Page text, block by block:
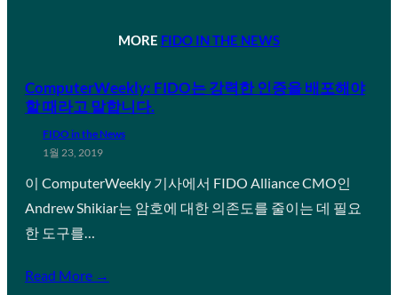
MORE FIDO IN THE NEWS
ComputerWeekly: FIDO는 강력한 인증을 배포해야
할 때라고 말합니다.
FIDO in the News
1월 23, 2019
이 ComputerWeekly 기사에서 FIDO Alliance CMO인
Andrew Shikiar는 암호에 대한 의존도를 줄이는 데 필요
한 도구를…
Read More →